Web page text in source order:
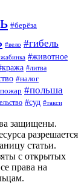
#берёза
#вело #гибель
#животное
#литва
#налог
#польша
#суд #такси
защищены.
разрешается
статьи.
с открытых
права на